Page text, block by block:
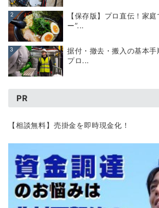
2
【保存版】プロ直伝！家
ー”...
3
据付・撤去・搬入の基本手
プロ...
PR
【相談無料】売掛金を即時現金化！